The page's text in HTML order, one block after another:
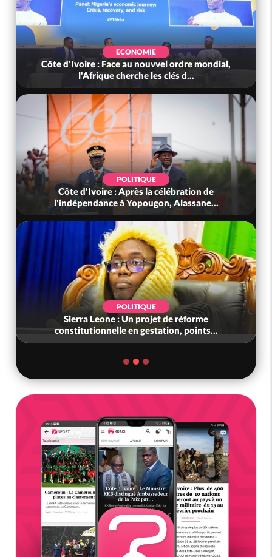
ECONOMIE
Côte d'Ivoire : Face au nouvvel ordre mondial,
l'Afrique cherche les clés d...
POLITIQUE
Côte d'Ivoire : Après la célébration de
l'indépendance à Yopougon, Alassane...
POLITIQUE
Sierra Leone : Un projet de réforme
constitutionnelle en gestation, points...